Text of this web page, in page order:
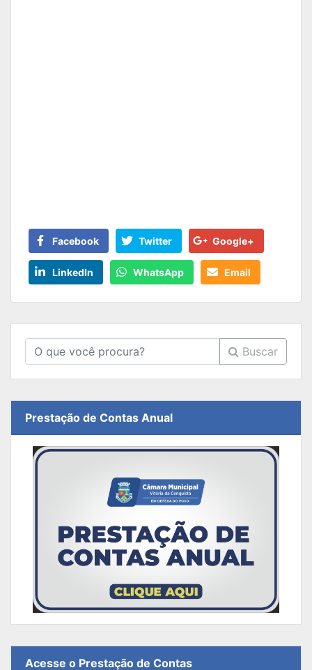
Facebook Twitter Google+
LinkedIn WhatsApp Email
Buscar
Prestação de Contas Anual
Acesse o Prestação de Contas